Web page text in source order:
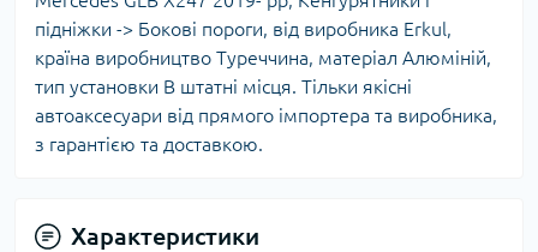
підніжки -> Бокові пороги, від виробника Erkul,
країна виробництво Туреччина, матеріал Алюміній,
тип установки В штатні місця. Тільки якісні
автоаксесуари від прямого імпортера та виробника,
з гарантією та доставкою.
Характеристики